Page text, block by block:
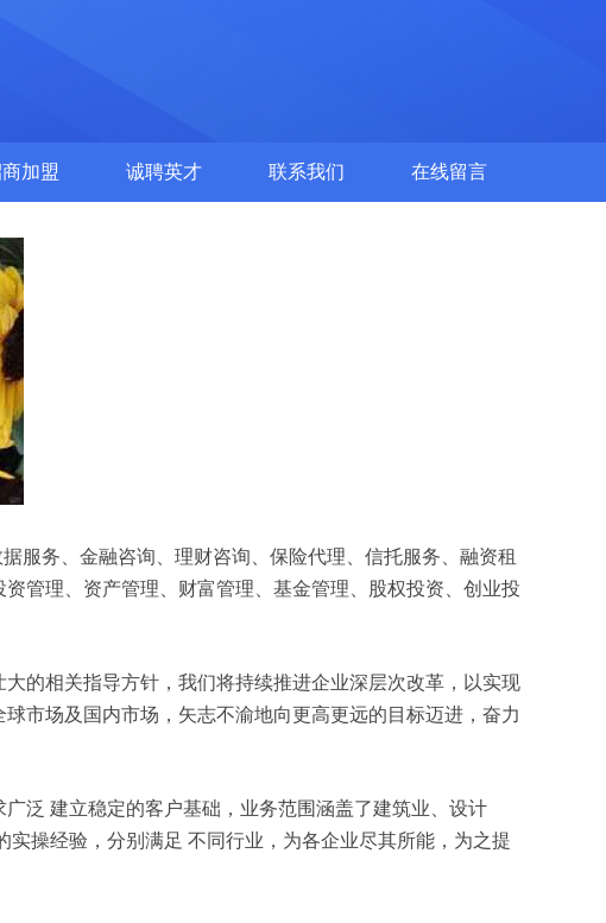
加盟 诚聘英才 联系我们 在线留言
服务、金融咨询、理财咨询、保险代理、信托服务、融资租
管理、资产管理、财富管理、基金管理、股权投资、创业投
的相关指导方针，我们将持续推进企业深层次改革，以实现
市场及国内市场，矢志不渝地向更高更远的目标迈进，奋力
泛 建立稳定的客户基础，业务范围涵盖了建筑业、设计
操经验，分别满足 不同行业，为各企业尽其所能，为之提